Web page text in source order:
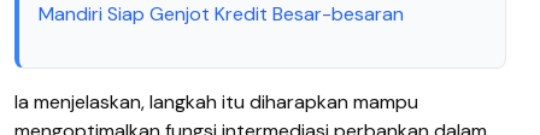
Mandiri Siap Genjot Kredit Besar-besaran
Ia menjelaskan, langkah itu diharapkan mampu